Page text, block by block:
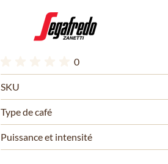
0
SKU
Type de café
Puissance et intensité